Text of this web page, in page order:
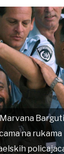
na rukama